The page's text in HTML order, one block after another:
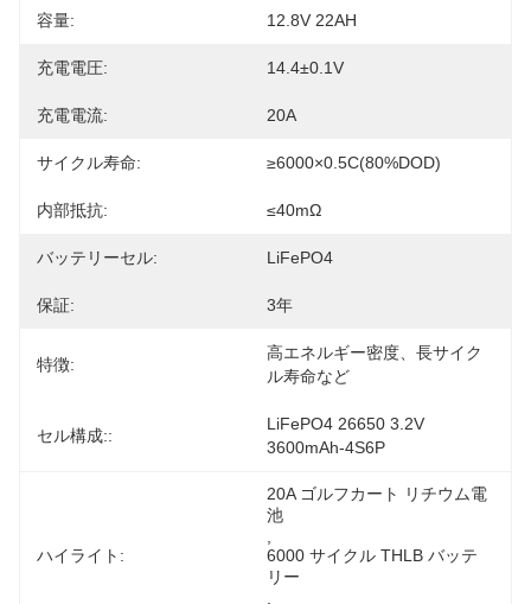
容量: 12.8V 22AH
充電電圧: 14.4±0.1V
充電電流: 20A
サイクル寿命: ≥6000×0.5C(80%DOD)
内部抵抗: ≤40mΩ
バッテリーセル: LiFePO4
保証: 3年
特徴:
高エネルギー密度、長サイク
ル寿命など
セル構成::
LiFePO4 26650 3.2V
3600mAh-4S6P
ハイライト:
20A ゴルフカート リチウム電
池
6000 サイクル THLB バッテ
リー